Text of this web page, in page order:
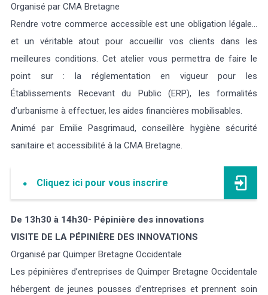
Organisé par CMA Bretagne
Rendre votre commerce accessible est une obligation légale…
et un véritable atout pour accueillir vos clients dans les
meilleures conditions. Cet atelier vous permettra de faire le
point sur : la réglementation en vigueur pour les
Établissements Recevant du Public (ERP), les formalités
d’urbanisme à effectuer, les aides financières mobilisables.
Animé par Emilie Pasgrimaud, conseillère hygiène sécurité
sanitaire et accessibilité à la CMA Bretagne.
Cliquez ici pour vous inscrire
De 13h30 à 14h30- Pépinière des innovations
VISITE DE LA PÉPINIÈRE DES INNOVATIONS
Organisé par Quimper Bretagne Occidentale
Les pépinières d’entreprises de Quimper Bretagne Occidentale
hébergent de jeunes pousses d’entreprises et prennent soin